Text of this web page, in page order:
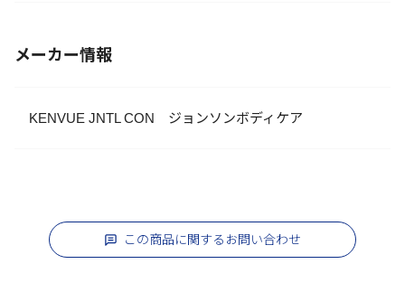
メーカー情報
KENVUE JNTL CON ジョンソンボディケア
この商品に関するお問い合わせ